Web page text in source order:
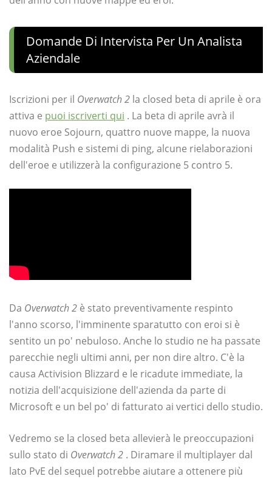
Domande Di Intervista Per Un Analista
Aziendale
Iscrizioni per il Overwatch 2 la closed beta di aprile è ora
attiva e puoi iscriverti qui . La beta di aprile avrà il
nuovo eroe Sojourn, quattro nuove mappe, la nuova
modalità Push e sistemi di ping, alcune rielaborazioni
dell'eroe e utilizzerà la configurazione 5 contro 5.
Da Overwatch 2 è stato preventivamente respinto
l'anno scorso, l'imminente sparatutto con eroi si è
sentito un po' nebuloso. Anche lo studio ne ha passate
parecchie negli ultimi anni, per non dire altro. C'è la
causa Activision Blizzard e le ricadute immediate, la
notizia dell'acquisizione dell'azienda da parte di
Microsoft e un bel po' di fatturato ai vertici dello studio.
Vedremo se la closed beta allevierà le preoccupazioni
sullo stato di Overwatch 2 . Diramare il multiplayer dal
lato PvE del sequel potrebbe aiutare a ottenere più